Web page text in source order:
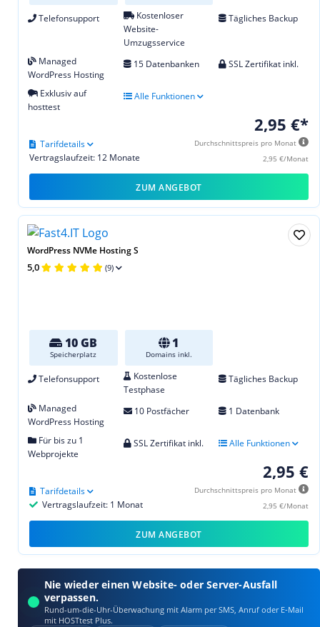
Telefonsupport
Kostenloser
Website-
Umzugsservice
Tägliches Backup
Managed
WordPress Hosting
15 Datenbanken SSL Zertifikat inkl.
Exklusiv auf
hosttest
Alle Funktionen
2,95 €*
Durchschnittspreis pro Monat
2,95 €/Monat
Vertragslaufzeit: 12 Monate
Tarifdetails
ZUM ANGEBOT
WordPress NVMe Hosting S
5,0 (9)
10 GB
Speicherplatz
1
Domains inkl.
Telefonsupport
Kostenlose
Testphase
Tägliches Backup
Managed
WordPress Hosting
10 Postfächer 1 Datenbank
Für bis zu 1
Webprojekte
SSL Zertifikat inkl. Alle Funktionen
2,95 €
Durchschnittspreis pro Monat
2,95 €/Monat
Vertragslaufzeit: 1 Monat
Tarifdetails
ZUM ANGEBOT
Nie wieder einen Website- oder Server-Ausfall
verpassen.
Rund-um-die-Uhr-Überwachung mit Alarm per SMS, Anruf oder E‑Mail
mit HOSTtest Plus.